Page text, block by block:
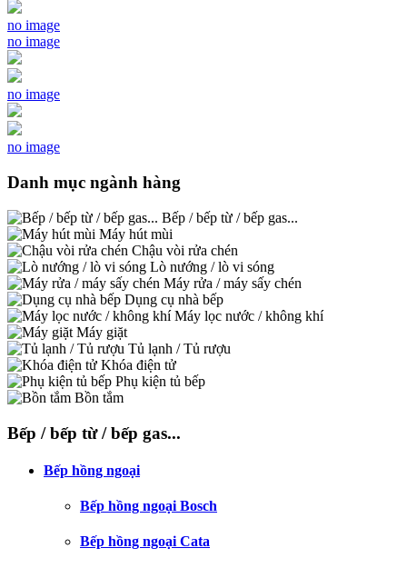
no image
no image
no image
no image
Danh mục ngành hàng
Bếp / bếp từ / bếp gas...
Máy hút mùi
Chậu vòi rửa chén
Lò nướng / lò vi sóng
Máy rửa / máy sấy chén
Dụng cụ nhà bếp
Máy lọc nước / không khí
Máy giặt
Tủ lạnh / Tủ rượu
Khóa điện tử
Phụ kiện tủ bếp
Bồn tắm
Bếp / bếp từ / bếp gas...
Bếp hồng ngoại
Bếp hồng ngoại Bosch
Bếp hồng ngoại Cata